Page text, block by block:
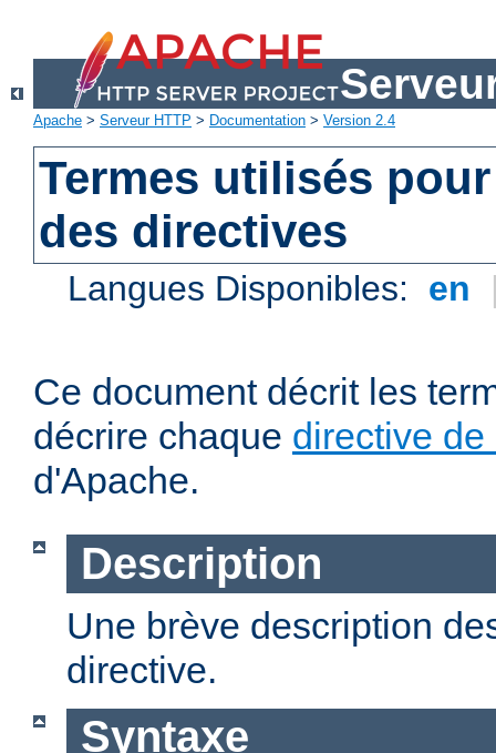
Apache > Serveur HTTP > Documentation > Version 2.4
Termes utilisés
des directives
Langues Disponibles: en
Ce document décrit les
décrire chaque directive
d'Apache.
Description
Une brève description
directive.
Syntaxe